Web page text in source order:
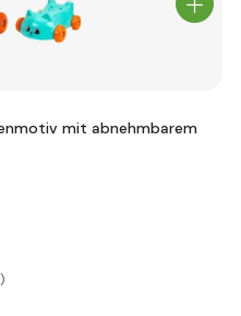
mit abnehmbarem